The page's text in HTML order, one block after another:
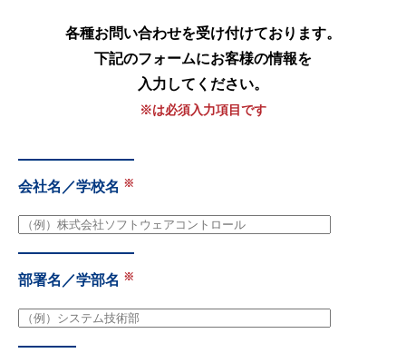
各種お問い合わせを受け付けております。
下記のフォームにお客様の情報を
入力してください。
※は必須入力項目です
会社名／学校名
部署名／学部名